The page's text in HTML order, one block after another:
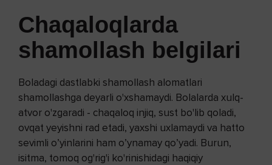
Chaqaloqlarda
shamollash belgilari
Boladagi dastlabki shamollash alomatlari
shamollashga deyarli o'xshamaydi. Bolalarda xulq-
atvor o'zgaradi - chaqaloq injiq, sust bo'lib qoladi,
ovqat yeyishni rad etadi, yaxshi uxlamaydi va hatto
sevimli o’yinlarini ham o’ynamay qo’yadi. Burun,
isitma, tomoq og'rig'i ko'rinishidagi haqiqiy